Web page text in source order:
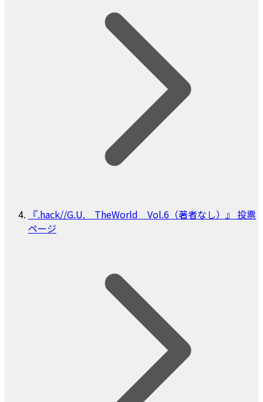
『.hack//G.U. TheWorld Vol.6（著者なし）』 投票
ページ